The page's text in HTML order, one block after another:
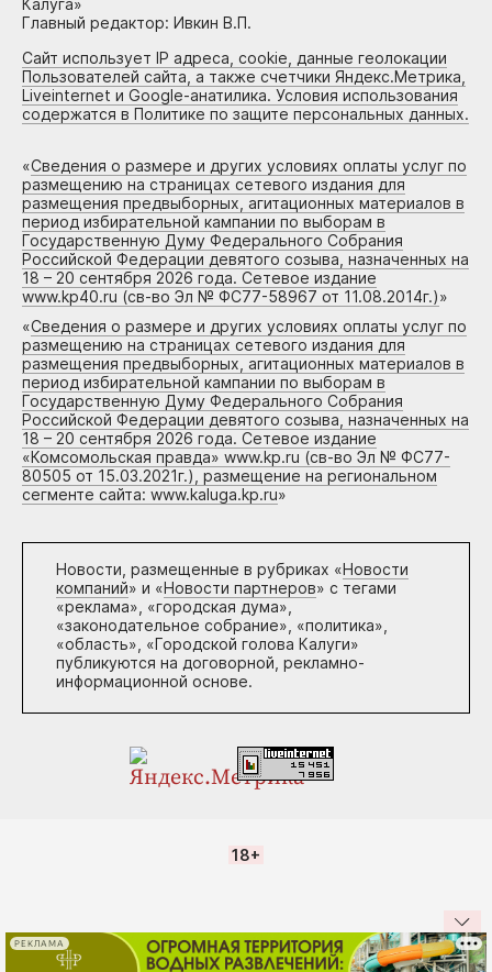
Главный редактор: Ивкин В.П.
Сайт использует IP адреса, cookie, данные геолокации
Пользователей сайта, а также счетчики Яндекс.Метрика,
Liveinternet и Google-анатилика. Условия использования
содержатся в Политике по защите персональных данных.
«Сведения о размере и других условиях оплаты услуг по
размещению на страницах сетевого издания для
размещения предвыборных, агитационных материалов в
период избирательной кампании по выборам в
Государственную Думу Федерального Собрания
Российской Федерации девятого созыва, назначенных на
18 – 20 сентября 2026 года. Сетевое издание
www.kp40.ru (св-во Эл № ФС77-58967 от 11.08.2014г.)»
«Сведения о размере и других условиях оплаты услуг по
размещению на страницах сетевого издания для
размещения предвыборных, агитационных материалов в
период избирательной кампании по выборам в
Государственную Думу Федерального Собрания
Российской Федерации девятого созыва, назначенных на
18 – 20 сентября 2026 года. Сетевое издание
«Комсомольская правда» www.kp.ru (св-во Эл № ФС77-
80505 от 15.03.2021г.), размещение на региональном
сегменте сайта: www.kaluga.kp.ru»
Новости, размещенные в рубриках «Новости
компаний» и «Новости партнеров» с тегами
«реклама», «городская дума»,
«законодательное собрание», «политика»,
«область», «Городской голова Калуги»
публикуются на договорной, рекламно-
информационной основе.
18+
РЕКЛАМА